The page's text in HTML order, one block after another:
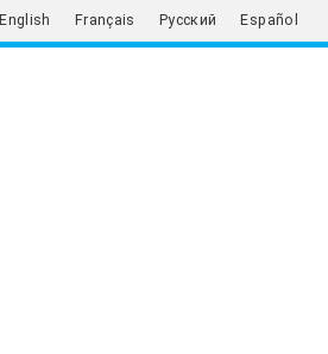
English Français Русский Español